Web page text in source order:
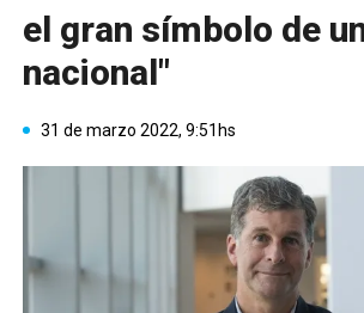
el gran símbolo de
nacional"
31 de marzo 2022, 9:51hs